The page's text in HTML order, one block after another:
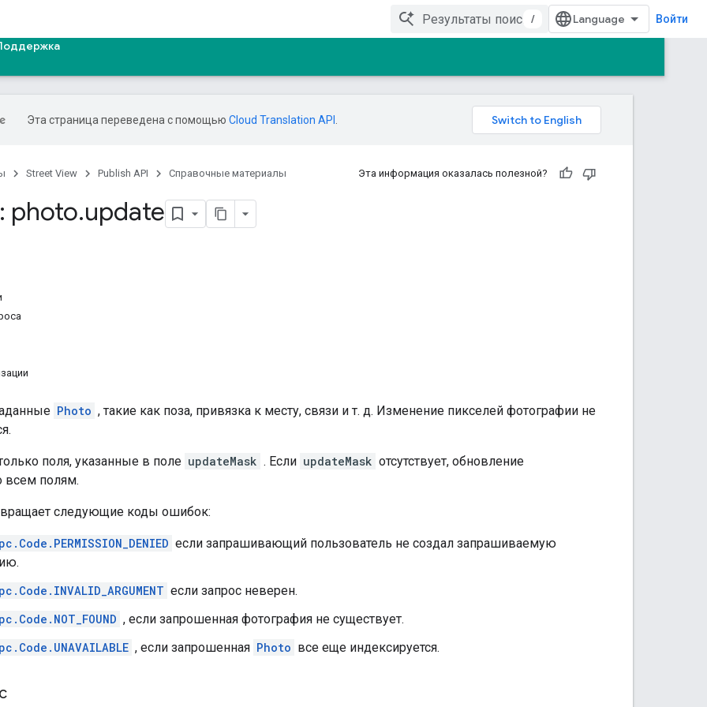
/ Войти
Эта страница переведена с помощью Cloud Translation API
Street View Publish API Справочные материалы Эта информация оказалась полезной?
photo.update
Photo , такие как поза, привязка к месту, связи и т. д. Изменение пикселей фотографии не
поля, указанные в поле updateMask . Если updateMask отсутствует, обновление
всем полям.
следующие коды ошибок:
если запрашивающий пользователь не создал запрашиваемую
если запрос неверен.
, если запрошенная фотография не существует.
, если запрошенная Photo все еще индексируется.